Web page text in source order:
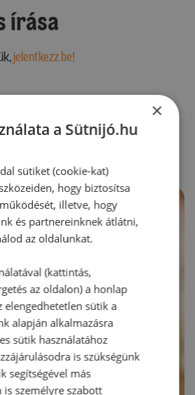
írása
jelentkezz be!
×
a Sütnijó.hu
sütiket (cookie-kat)
hogy biztosítsa
illetve, hogy
és partnereinknek átlátni,
az oldalunkat.
(kattintás,
az oldalon) a honlap
elengedhetetlen sütik a
alapján alkalmazásra
sütik használatához
is szükségünk
segítségével más
személyre szabott